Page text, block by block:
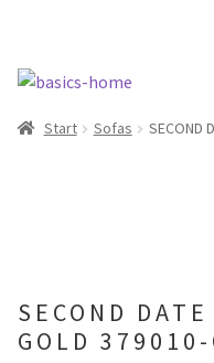
Zur
springen
Zum
springen
Alle Produkte
Tische
Alle Produkte
Kataloge Trends
Start Sofas SECOND
SECOND
GOLD 379010-